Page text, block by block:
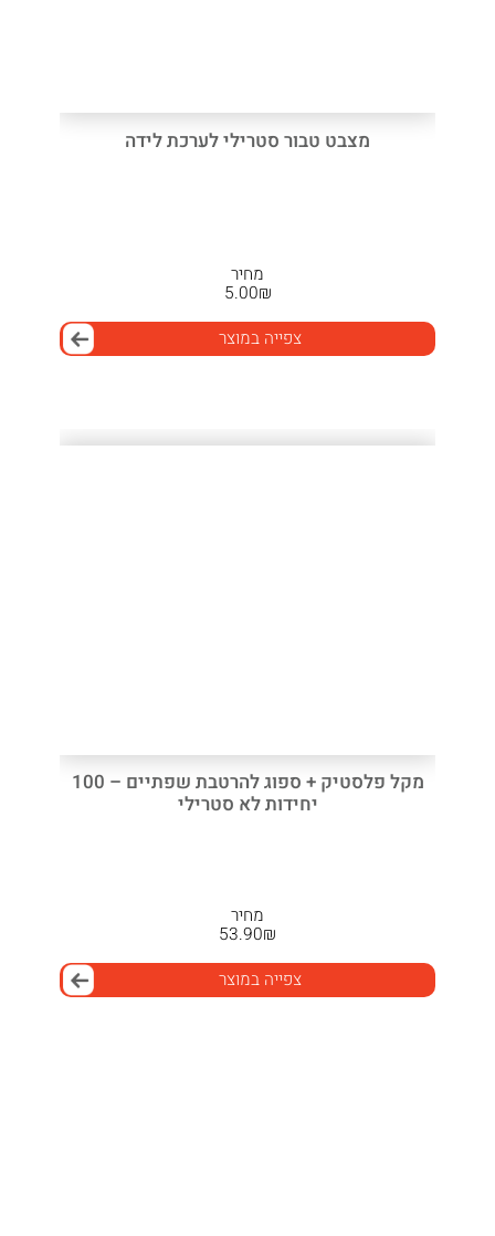
מצבט טבור סטרילי לערכת לידה
מחיר
₪
5.00
צפייה במוצר
מקל פלסטיק + ספוג להרטבת שפתיים – 100
יחידות לא סטרילי
מחיר
₪
53.90
צפייה במוצר